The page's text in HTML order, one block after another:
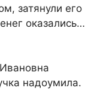
затянули его
оказались…
надоумила.